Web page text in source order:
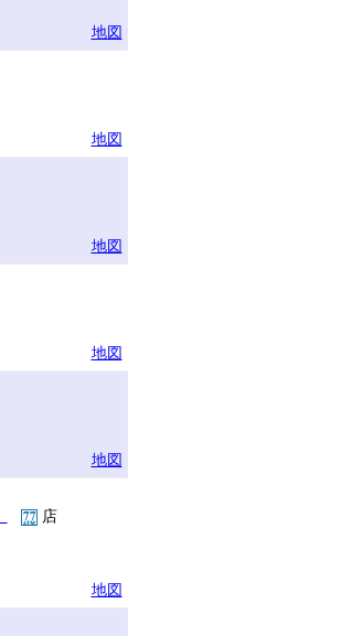
地図
地図
地図
地図
地図
店
地図